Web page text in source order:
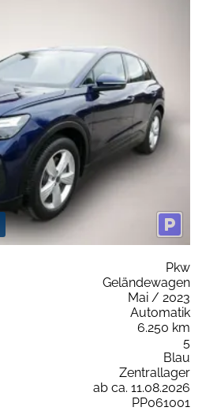
Pkw
Geländewagen
Mai / 2023
Automatik
6.250 km
5
Blau
Zentrallager
ab ca. 11.08.2026
PP061001